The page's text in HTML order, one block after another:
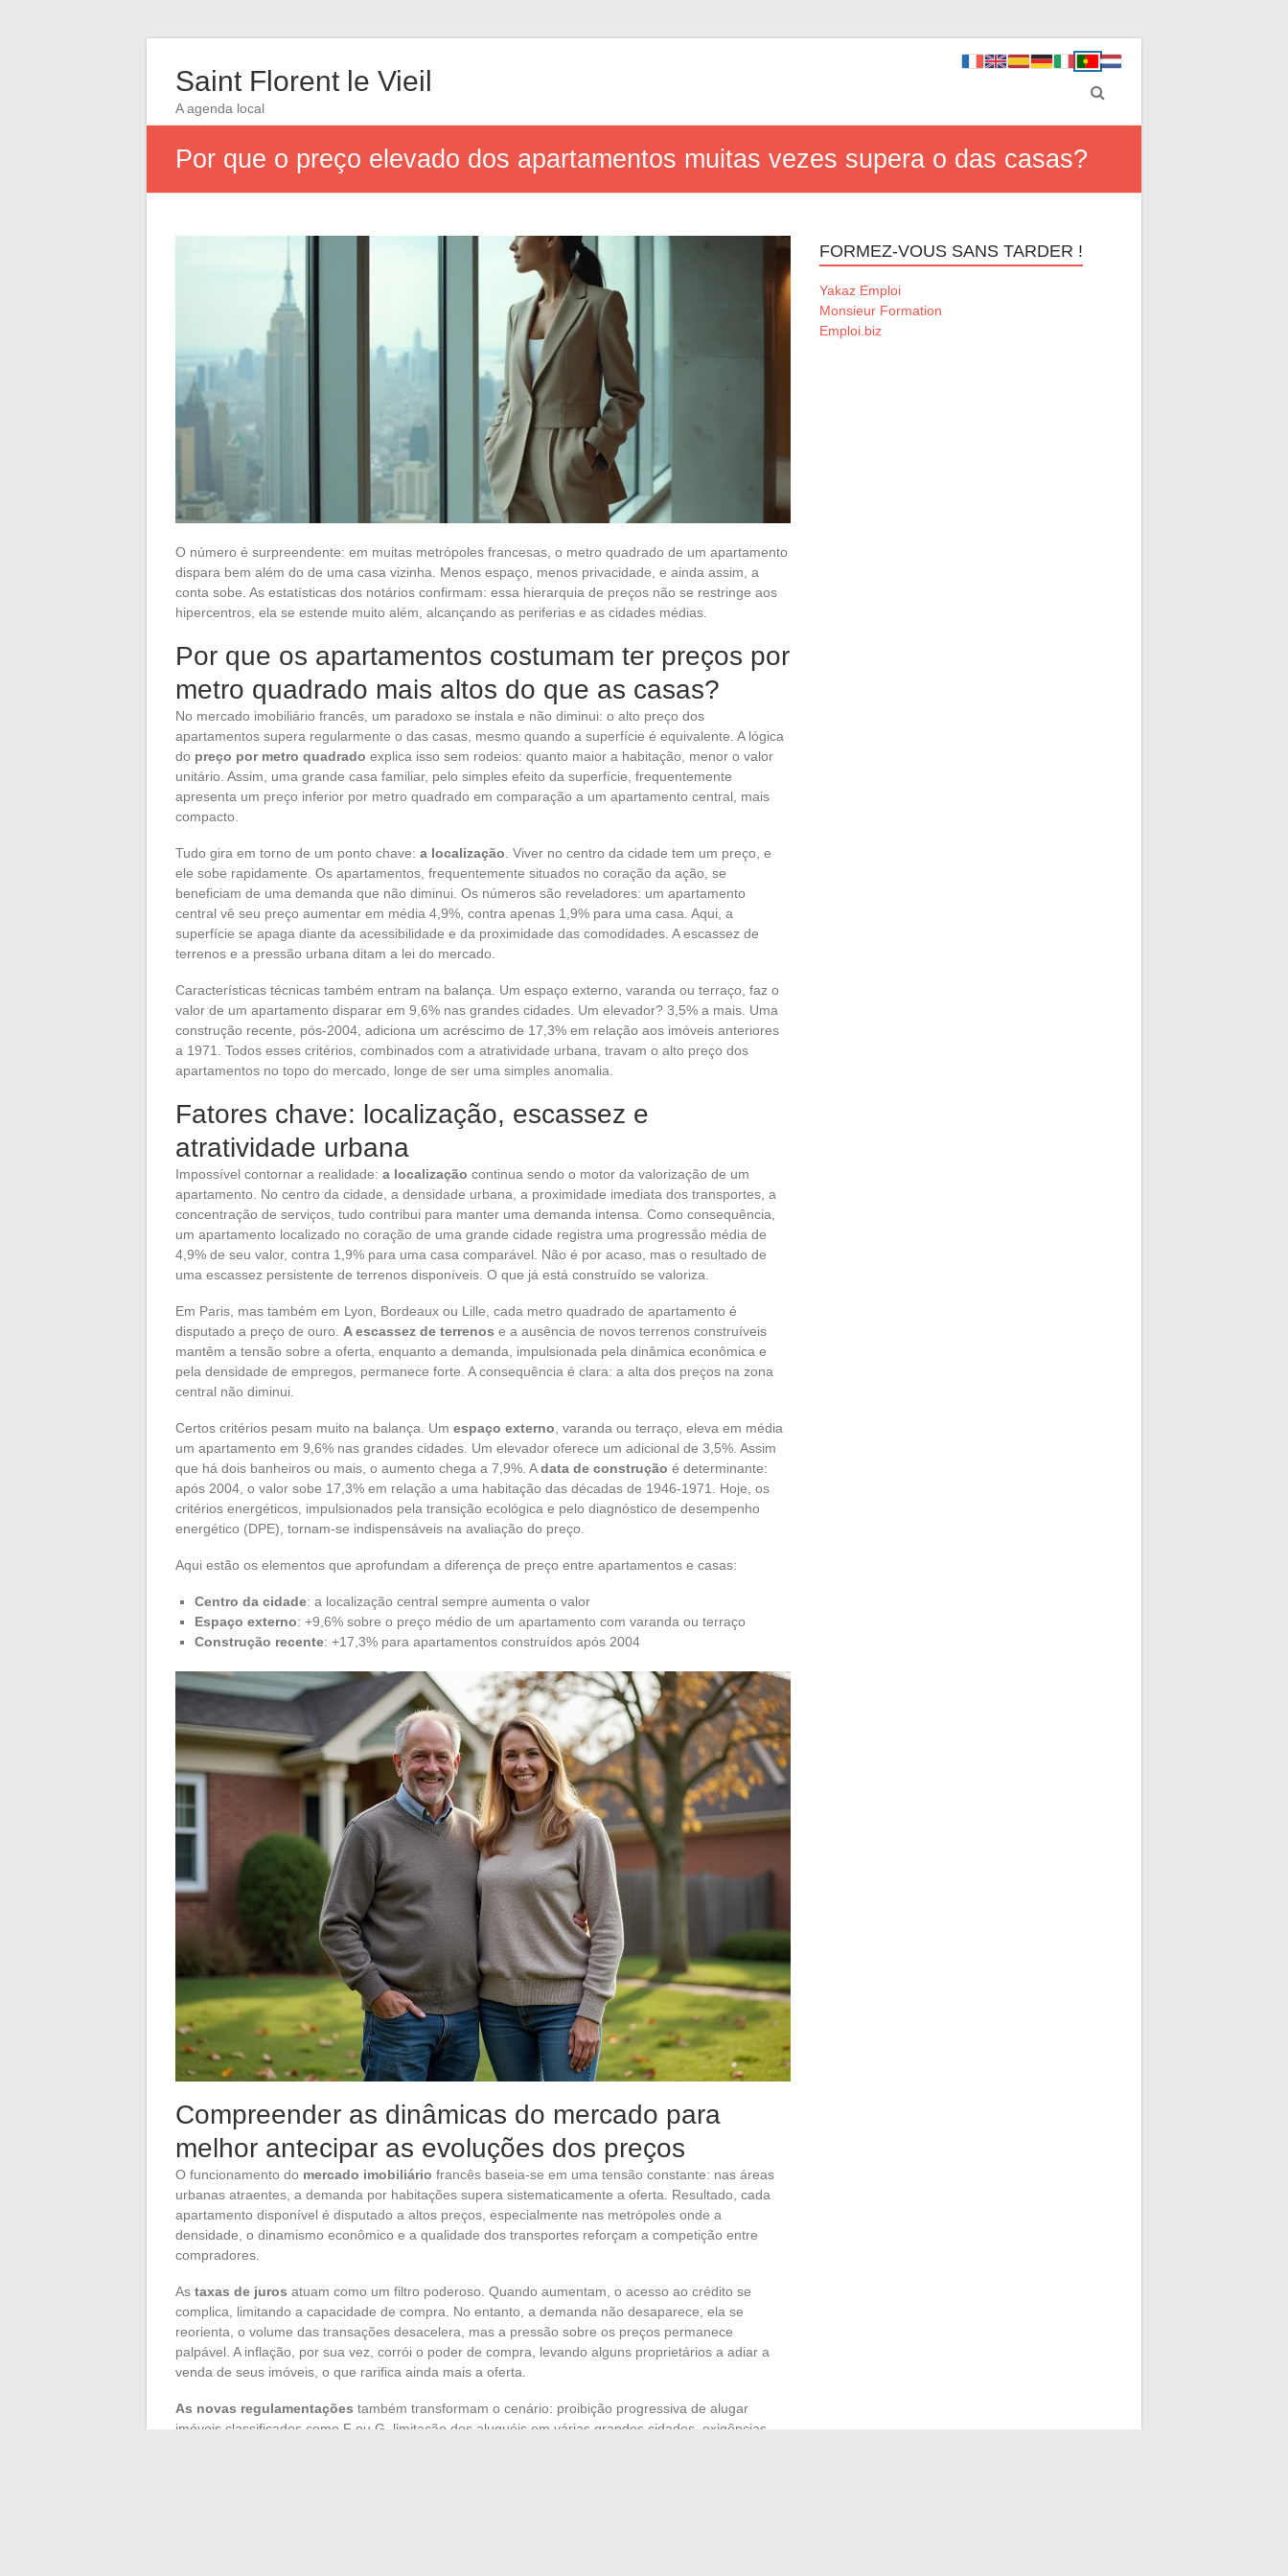
Saint Florent le Vieil
A agenda local
Por que o preço elevado dos apartamentos muitas vezes supera o das casas?
O número é surpreendente: em muitas metrópoles francesas, o metro quadrado de um apartamento
dispara bem além do de uma casa vizinha. Menos espaço, menos privacidade, e ainda assim, a
conta sobe. As estatísticas dos notários confirmam: essa hierarquia de preços não se restringe aos
hipercentros, ela se estende muito além, alcançando as periferias e as cidades médias.
Por que os apartamentos costumam ter preços por
metro quadrado mais altos do que as casas?
No mercado imobiliário francês, um paradoxo se instala e não diminui: o alto preço dos
apartamentos supera regularmente o das casas, mesmo quando a superfície é equivalente. A lógica
do preço por metro quadrado explica isso sem rodeios: quanto maior a habitação, menor o valor
unitário. Assim, uma grande casa familiar, pelo simples efeito da superfície, frequentemente
apresenta um preço inferior por metro quadrado em comparação a um apartamento central, mais
compacto.
Tudo gira em torno de um ponto chave: a localização . Viver no centro da cidade tem um preço, e
ele sobe rapidamente. Os apartamentos, frequentemente situados no coração da ação, se
beneficiam de uma demanda que não diminui. Os números são reveladores: um apartamento
central vê seu preço aumentar em média 4,9%, contra apenas 1,9% para uma casa. Aqui, a
superfície se apaga diante da acessibilidade e da proximidade das comodidades. A escassez de
terrenos e a pressão urbana ditam a lei do mercado.
Características técnicas também entram na balança. Um espaço externo, varanda ou terraço, faz o
valor de um apartamento disparar em 9,6% nas grandes cidades. Um elevador? 3,5% a mais. Uma
construção recente, pós-2004, adiciona um acréscimo de 17,3% em relação aos imóveis anteriores
a 1971. Todos esses critérios, combinados com a atratividade urbana, travam o alto preço dos
apartamentos no topo do mercado, longe de ser uma simples anomalia.
Fatores chave: localização, escassez e
atratividade urbana
Impossível contornar a realidade: a localização continua sendo o motor da valorização de um
apartamento. No centro da cidade, a densidade urbana, a proximidade imediata dos transportes, a
concentração de serviços, tudo contribui para manter uma demanda intensa. Como consequência,
um apartamento localizado no coração de uma grande cidade registra uma progressão média de
4,9% de seu valor, contra 1,9% para uma casa comparável. Não é por acaso, mas o resultado de
uma escassez persistente de terrenos disponíveis. O que já está construído se valoriza.
Em Paris, mas também em Lyon, Bordeaux ou Lille, cada metro quadrado de apartamento é
disputado a preço de ouro. A escassez de terrenos e a ausência de novos terrenos construíveis
mantêm a tensão sobre a oferta, enquanto a demanda, impulsionada pela dinâmica econômica e
pela densidade de empregos, permanece forte. A consequência é clara: a alta dos preços na zona
central não diminui.
Certos critérios pesam muito na balança. Um espaço externo , varanda ou terraço, eleva em média
um apartamento em 9,6% nas grandes cidades. Um elevador oferece um adicional de 3,5%. Assim
que há dois banheiros ou mais, o aumento chega a 7,9%. Adata de construção é determinante:
após 2004, o valor sobe 17,3% em relação a uma habitação das décadas de 1946-1971. Hoje, os
critérios energéticos, impulsionados pela transição ecológica e pelo diagnóstico de desempenho
energético (DPE), tornam-se indispensáveis na avaliação do preço.
Aqui estão os elementos que aprofundam a diferença de preço entre apartamentos e casas:
Centro da cidade: a localização central sempre aumenta o valor
Espaço externo: +9,6% sobre o preço médio de um apartamento com varanda ou terraço
Construção recente: +17,3% para apartamentos construídos após 2004
Compreender as dinâmicas do mercado para
melhor antecipar as evoluções dos preços
O funcionamento do mercado imobiliário francês baseia-se em uma tensão constante: nas áreas
urbanas atraentes, a demanda por habitações supera sistematicamente a oferta. Resultado, cada
apartamento disponível é disputado a altos preços, especialmente nas metrópoles onde a
densidade, o dinamismo econômico e a qualidade dos transportes reforçam a competição entre
compradores.
As taxas de juros atuam como um filtro poderoso. Quando aumentam, o acesso ao crédito se
complica, limitando a capacidade de compra. No entanto, a demanda não desaparece, ela se
reorienta, o volume das transações desacelera, mas a pressão sobre os preços permanece
palpável. A inflação, por sua vez, corrói o poder de compra, levando alguns proprietários a adiar a
venda de seus imóveis, o que rarifica ainda mais a oferta.
As novas regulamentações também transformam o cenário: proibição progressiva de alugar
imóveis classificados como F ou G, limitação dos aluguéis em várias grandes cidades, exigências
FORMEZ-VOUS SANS TARDER !
Yakaz Emploi
Monsieur Formation
Emploi.biz